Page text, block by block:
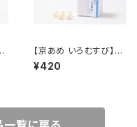
【京あめ いろむすび】白
粉(みるく) CUBEタイプ
（手提げ袋付き）
¥420